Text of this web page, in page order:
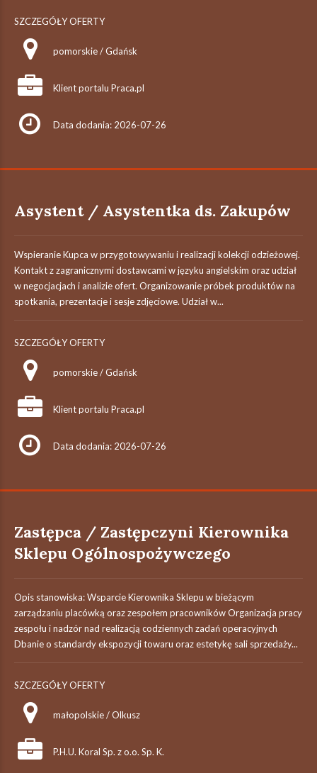
SZCZEGÓŁY OFERTY
pomorskie / Gdańsk
Klient portalu Praca.pl
Data dodania: 2026-07-26
Asystent / Asystentka ds. Zakupów
Wspieranie Kupca w przygotowywaniu i realizacji kolekcji odzieżowej.
Kontakt z zagranicznymi dostawcami w języku angielskim oraz udział
w negocjacjach i analizie ofert. Organizowanie próbek produktów na
spotkania, prezentacje i sesje zdjęciowe. Udział w...
SZCZEGÓŁY OFERTY
pomorskie / Gdańsk
Klient portalu Praca.pl
Data dodania: 2026-07-26
Zastępca / Zastępczyni Kierownika
Sklepu Ogólnospożywczego
Opis stanowiska: Wsparcie Kierownika Sklepu w bieżącym
zarządzaniu placówką oraz zespołem pracowników Organizacja pracy
zespołu i nadzór nad realizacją codziennych zadań operacyjnych
Dbanie o standardy ekspozycji towaru oraz estetykę sali sprzedaży...
SZCZEGÓŁY OFERTY
małopolskie / Olkusz
P.H.U. Koral Sp. z o.o. Sp. K.